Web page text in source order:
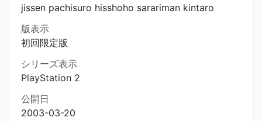
jissen pachisuro hisshoho sarariman kintaro
版表示
初回限定版
シリーズ表示
PlayStation 2
公開日
2003-03-20